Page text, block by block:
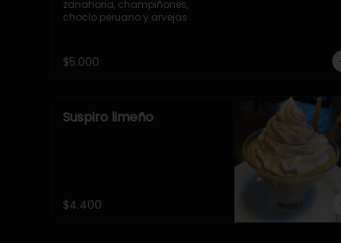
zanahoria, champiñones,
choclo peruano y arvejas
$5.000
Suspiro limeño
$4.400